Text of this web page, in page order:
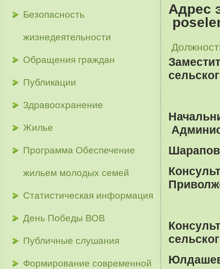
Безопасность
жизнедеятельности
Обращения граждан
Публикации
Здравоохранение
Жилье
Программа Обеспечение
жильем молодых семей
Статистическая информация
День Победы ВОВ
Публичные слушания
Формирование современной
Адрес